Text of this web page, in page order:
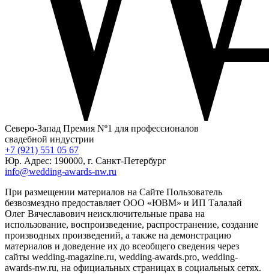
Северо-Запад Премия Nº1 для профессионалов
свадебной индустрии
+7 (921) 551 05 67
Юр. Адрес: 190000, г. Санкт-Петербург
info@wedding-awards-nw.ru
При размещении материалов на Сайте Пользователь
безвозмездно предоставляет ООО «ЮВМ» и ИП Талалай
Олег Вячеславович неисключительные права на
использование, воспроизведение, распространение, создание
производных произведений, а также на демонстрацию
материалов и доведение их до всеобщего сведения через
сайты wedding-magazine.ru, wedding-awards.pro, wedding-
awards-nw.ru, на официальных страницах в социальных сетях.